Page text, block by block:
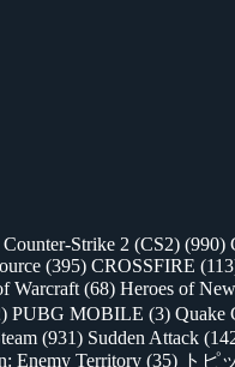
Counter-Strike 2 (CS2) (990)
(395) CROSSFIRE
Warcraft (68) Heroes of
PUBG MOBILE (3) Quake
(931) Sudden Attack
Enemy Territory (35) トピ